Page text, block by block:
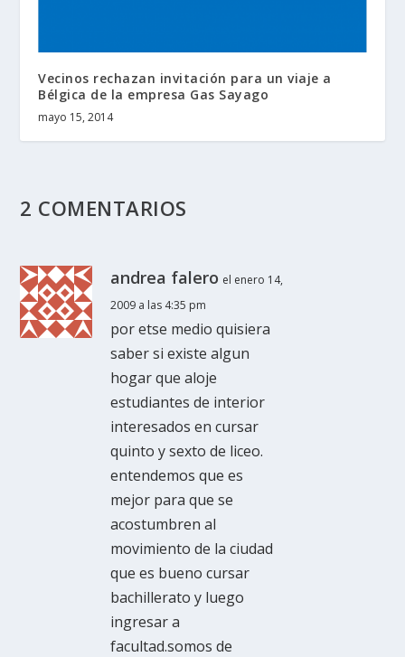
Vecinos rechazan invitación para un viaje a
Bélgica de la empresa Gas Sayago
mayo 15, 2014
2 COMENTARIOS
andrea falero el enero 14,
2009 a las 4:35 pm
por etse medio quisiera
saber si existe algun
hogar que aloje
estudiantes de interior
interesados en cursar
quinto y sexto de liceo.
entendemos que es
mejor para que se
acostumbren al
movimiento de la ciudad
que es bueno cursar
bachillerato y luego
ingresar a
facultad.somos de